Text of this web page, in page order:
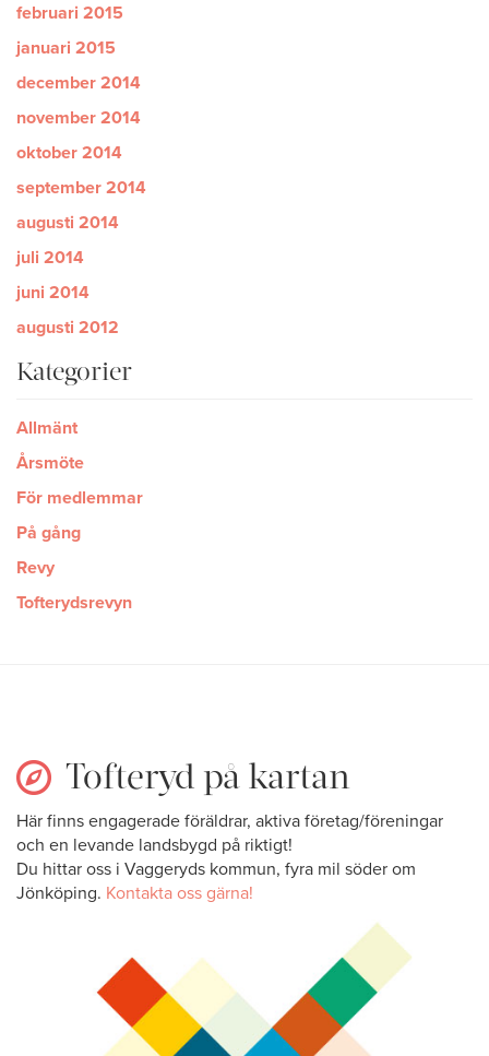
februari 2015
januari 2015
december 2014
november 2014
oktober 2014
september 2014
augusti 2014
juli 2014
juni 2014
augusti 2012
Kategorier
Allmänt
Årsmöte
För medlemmar
På gång
Revy
Tofterydsrevyn
Tofteryd på kartan
Här finns engagerade föräldrar, aktiva företag/föreningar
och en levande landsbygd på riktigt!
Du hittar oss i Vaggeryds kommun, fyra mil söder om
Jönköping. Kontakta oss gärna!